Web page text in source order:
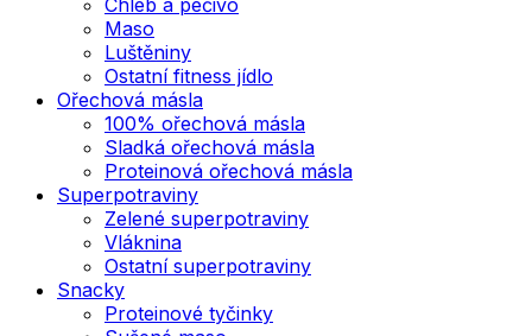
Maso
Luštěniny
Ostatní fitness jídlo
Ořechová másla
100% ořechová másla
Sladká ořechová másla
Proteinová ořechová másla
Superpotraviny
Zelené superpotraviny
Vláknina
Ostatní superpotraviny
Snacky
Proteinové tyčinky